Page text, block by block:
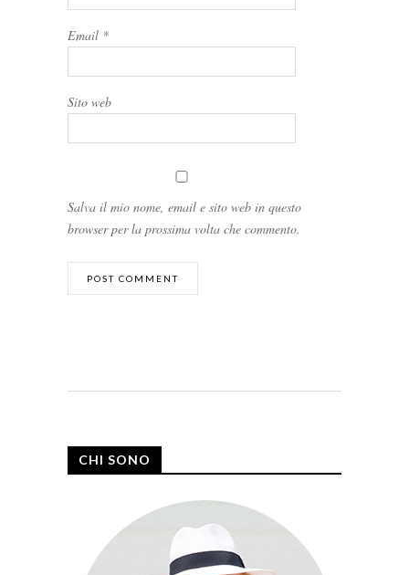
Email *
Sito web
Salva il mio nome, email e sito web in questo
browser per la prossima volta che commento.
CHI SONO